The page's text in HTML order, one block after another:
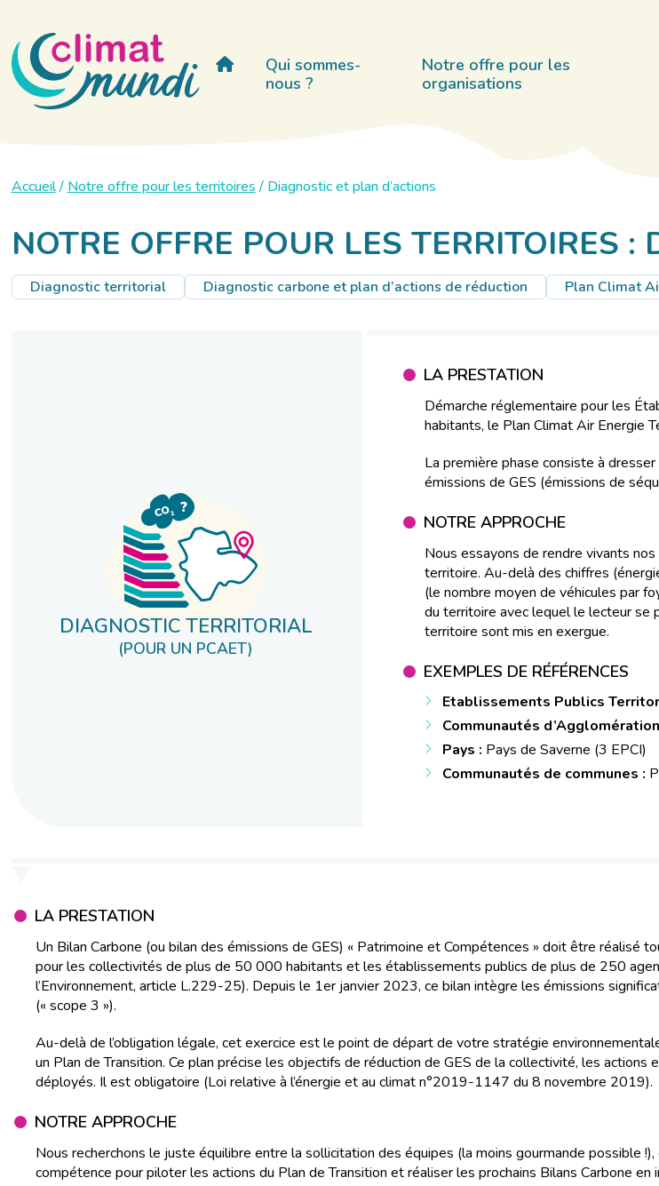
Qui sommes-
nous ?
Notre offre pour les
organisations
Accueil/ Notre offre pour les territoires/ Diagnostic et plan d’actions
NOTRE OFFRE POUR LES TERRITOIRES
Diagnostic territorial Diagnostic carbone et plan d’actions de réduction Plan Climat
DIAGNOSTIC TERRITORIAL
(POUR UN PCAET)
LA PRESTATION
Démarche réglementaire pour les
habitants, le Plan Climat Air Energie
La première phase consiste à
émissions de GES (émissions de
NOTRE APPROCHE
Nous essayons de rendre vivants
territoire. Au-delà des chiffres
(le nombre moyen de véhicules par
du territoire avec lequel le lecteur se
territoire sont mis en exergue.
EXEMPLES DE RÉFÉRENCES
Etablissements Publics
Communautés
Pays : Pays de Saverne (3 EPCI)
Communautés de communes :
LA PRESTATION
Un Bilan Carbone (ou bilan des émissions de GES) « Patrimoine et Compétences » doit être réalisé
pour les collectivités de plus de 50 000 habitants et les établissements publics de plus de 250
l’Environnement, article L.229-25). Depuis le 1er janvier 2023, ce bilan intègre les émissions
(« scope 3 »).
Au-delà de l’obligation légale, cet exercice est le point de départ de votre stratégie
un Plan de Transition. Ce plan précise les objectifs de réduction de GES de la collectivité, les actions
déployés. Il est obligatoire (Loi relative à l’énergie et au climat n°2019-1147 du 8 novembre 2019).
NOTRE APPROCHE
Nous recherchons le juste équilibre entre la sollicitation des équipes (la moins gourmande possible
compétence pour piloter les actions du Plan de Transition et réaliser les prochains Bilans Carbone en